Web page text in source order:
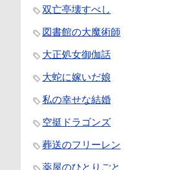
双亡亭壊すべし
図書館の大魔術師
大正処女御伽話
大蛇に嫁いだ娘
私の幸せな結婚
空挺ドラゴンズ
葬送のフリーレン
薬屋のひとりごと